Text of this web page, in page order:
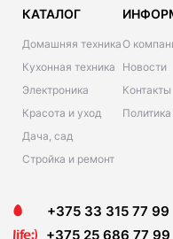
КАТАЛОГ
Домашняя техника
Кухонная техника
Электроника
Красота и уход
Дача, сад
Стройка и ремонт
О
Новости
Контакты
+375 33 315 77 99
+375 25 686 77 99